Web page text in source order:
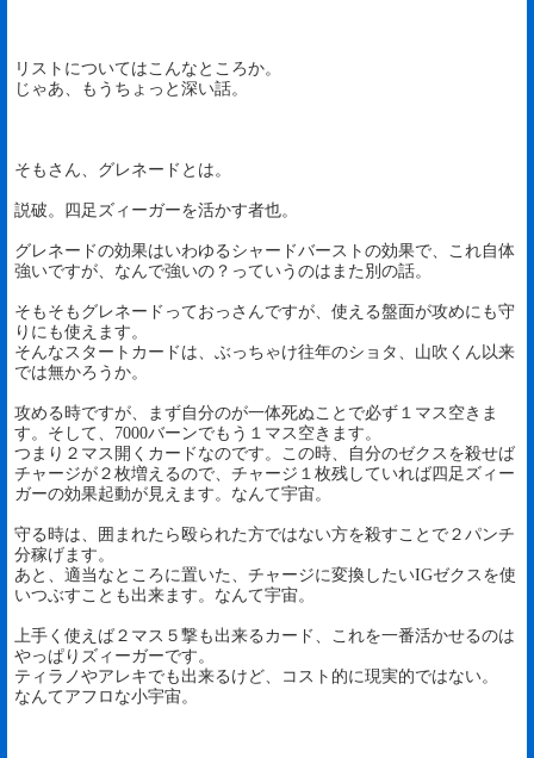
リストについてはこんなところか。
じゃあ、もうちょっと深い話。
そもさん、グレネードとは。
説破。四足ズィーガーを活かす者也。
グレネードの効果はいわゆるシャードバーストの効果で、これ自体
強いですが、なんで強いの？っていうのはまた別の話。
そもそもグレネードっておっさんですが、使える盤面が攻めにも守
りにも使えます。
そんなスタートカードは、ぶっちゃけ往年のショタ、山吹くん以来
では無かろうか。
攻める時ですが、まず自分のが一体死ぬことで必ず１マス空きま
す。そして、7000バーンでもう１マス空きます。
つまり２マス開くカードなのです。この時、自分のゼクスを殺せば
チャージが２枚増えるので、チャージ１枚残していれば四足ズィー
ガーの効果起動が見えます。なんて宇宙。
守る時は、囲まれたら殴られた方ではない方を殺すことで２パンチ
分稼げます。
あと、適当なところに置いた、チャージに変換したいIGゼクスを使
いつぶすことも出来ます。なんて宇宙。
上手く使えば２マス５撃も出来るカード、これを一番活かせるのは
やっぱりズィーガーです。
ティラノやアレキでも出来るけど、コスト的に現実的ではない。
なんてアフロな小宇宙。